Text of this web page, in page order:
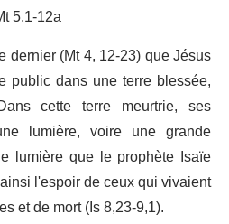
5,1-12a
dernier (Mt 4, 12-23) que Jésus
public dans une terre blessée,
cette terre meurtrie, ses
lumière, voire une grande
lumière que le prophète Isaïe
l'espoir de ceux qui vivaient
et de mort (Is 8,23-9,1).